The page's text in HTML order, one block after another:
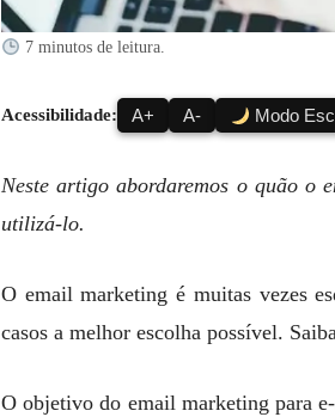
7 minutos de leitura.
Acessibilidade: A+ A- Modo
Neste artigo abordaremos o quão o
utilizá-lo.
O email marketing é muitas vezes
casos a melhor escolha possível.
O objetivo do email marketing para